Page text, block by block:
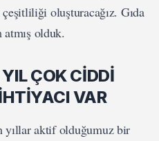
oluşturacağız. Gıda
olduk.
ÇOK CİDDİ
VAR
yıllar aktif olduğumuz bir